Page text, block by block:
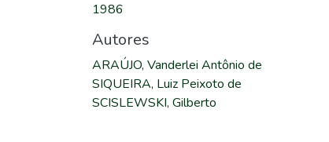
1986
Autores
ARAÚJO, Vanderlei Antônio de
SIQUEIRA, Luiz Peixoto de
SCISLEWSKI, Gilberto